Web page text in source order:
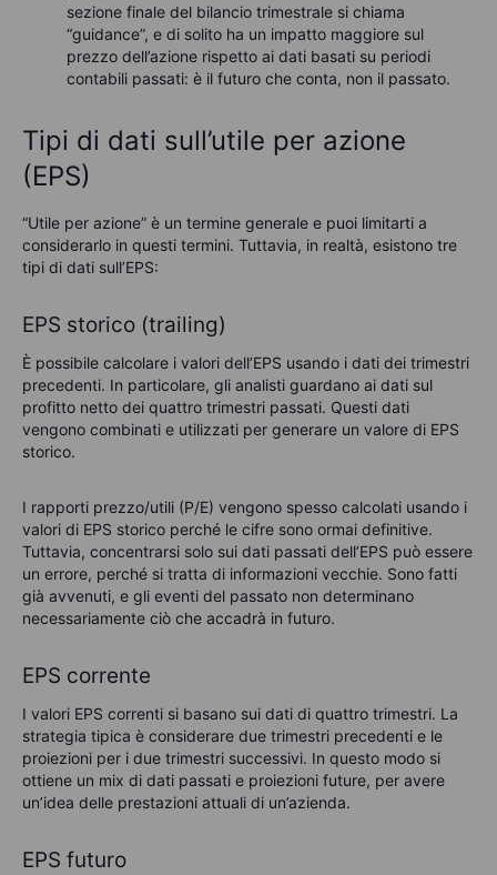
sezione finale del bilancio trimestrale si chiama
“guidance”, e di solito ha un impatto maggiore sul
prezzo dell’azione rispetto ai dati basati su periodi
contabili passati: è il futuro che conta, non il passato.
Tipi di dati sull’utile per azione
(EPS)
“Utile per azione” è un termine generale e puoi limitarti a
considerarlo in questi termini. Tuttavia, in realtà, esistono tre
tipi di dati sull’EPS:
EPS storico (trailing)
È possibile calcolare i valori dell’EPS usando i dati dei trimestri
precedenti. In particolare, gli analisti guardano ai dati sul
profitto netto dei quattro trimestri passati. Questi dati
vengono combinati e utilizzati per generare un valore di EPS
storico.
I rapporti prezzo/utili (P/E) vengono spesso calcolati usando i
valori di EPS storico perché le cifre sono ormai definitive.
Tuttavia, concentrarsi solo sui dati passati dell’EPS può essere
un errore, perché si tratta di informazioni vecchie. Sono fatti
già avvenuti, e gli eventi del passato non determinano
necessariamente ciò che accadrà in futuro.
EPS corrente
I valori EPS correnti si basano sui dati di quattro trimestri. La
strategia tipica è considerare due trimestri precedenti e le
proiezioni per i due trimestri successivi. In questo modo si
ottiene un mix di dati passati e proiezioni future, per avere
un’idea delle prestazioni attuali di un’azienda.
EPS futuro